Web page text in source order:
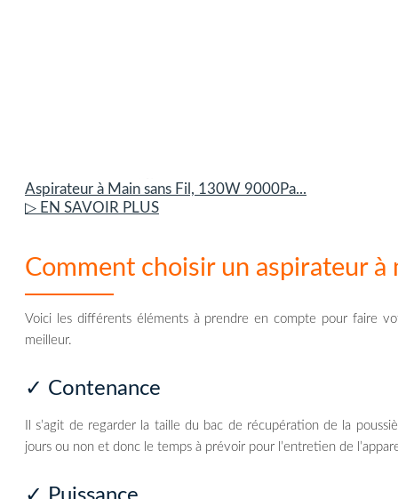
Aspirateur à Main sans Fil, 130W 9000Pa...
▷ EN SAVOIR PLUS
Comment choisir un aspirateur à
Voici les différents éléments à prendre en compte pour faire
meilleur.
✓ Contenance
Il s’agit de regarder la taille du bac de récupération de la
jours ou non et donc le temps à prévoir pour l’entretien de